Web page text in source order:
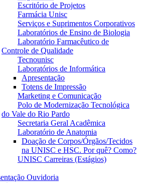
Escritório de Projetos
Farmácia Unisc
Serviços e Suprimentos Corporativos
Laboratórios de Ensino de Biologia
Laboratório Farmacêutico de
Controle de Qualidade
Tecnounisc
Laboratórios de Informática
Apresentação
Totens de Impressão
Marketing e Comunicação
Polo de Modernização Tecnológica
do Vale do Rio Pardo
Secretaria Geral Acadêmica
Laboratório de Anatomia
Doação de Corpos/Órgãos/Tecidos
na UNISC e HSC. Por quê? Como?
UNISC Carreiras (Estágios)
Ouvidoria